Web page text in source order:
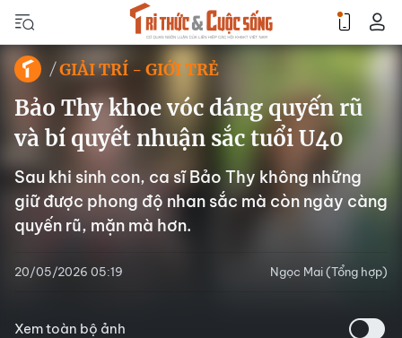
GIẢI TRÍ - GIỚI TRẺ
Bảo Thy khoe vóc dáng quyến rũ
và bí quyết nhuận sắc tuổi U40
Sau khi sinh con, ca sĩ Bảo Thy không những
giữ được phong độ nhan sắc mà còn ngày càng
quyến rũ, mặn mà hơn.
20/05/2026 05:19 Ngọc Mai (Tổng hợp)
Xem toàn bộ ảnh